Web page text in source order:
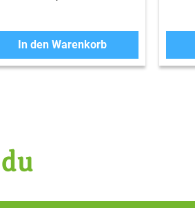
In den Warenkorb